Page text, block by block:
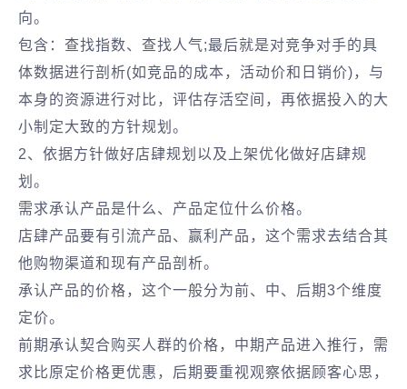
向。
包含：查找指数、查找人气;最后就是对竞争对手的具
体数据进行剖析(如竞品的成本，活动价和日销价)，与
本身的资源进行对比，评估存活空间，再依据投入的大
小制定大致的方针规划。
2、依据方针做好店肆规划以及上架优化做好店肆规
划。
需求承认产品是什么、产品定位什么价格。
店肆产品要有引流产品、赢利产品，这个需求去结合其
他购物渠道和现有产品剖析。
承认产品的价格，这个一般分为前、中、后期3个维度
定价。
前期承认契合购买人群的价格，中期产品进入推行，需
求比原定价格更优惠，后期要重视观察依据顾客心思，